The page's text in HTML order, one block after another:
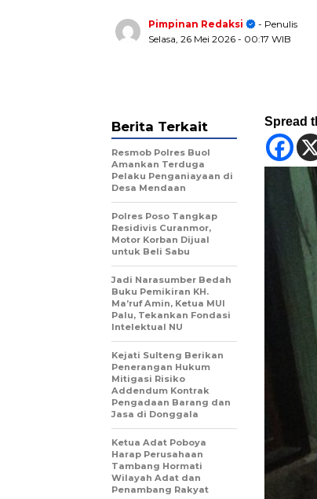
Pimpinan Redaksi
- Penulis
Selasa, 26 Mei 2026 - 00:17 WIB
Spread
Berita Terkait
Resmob Polres Buol
Amankan Terduga
Pelaku Penganiayaan di
Desa Mendaan
Polres Poso Tangkap
Residivis Curanmor,
Motor Korban Dijual
untuk Beli Sabu
Jadi Narasumber Bedah
Buku Pemikiran KH.
Ma’ruf Amin, Ketua MUI
Palu, Tekankan Fondasi
Intelektual NU
Kejati Sulteng Berikan
Penerangan Hukum
Mitigasi Risiko
Addendum Kontrak
Pengadaan Barang dan
Jasa di Donggala
Ketua Adat Poboya
Harap Perusahaan
Tambang Hormati
Wilayah Adat dan
Penambang Rakyat